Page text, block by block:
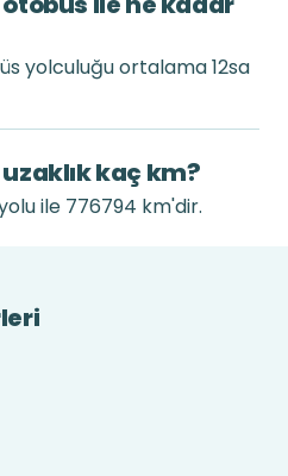
yolculuğu ortalama 12sa
kaç km?
ile 776794 km'dir.